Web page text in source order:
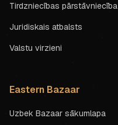
Tirdzniecības pārstāvniecība
Juridiskais atbalsts
Valstu virzieni
Eastern Bazaar
Uzbek Bazaar sākumlapa